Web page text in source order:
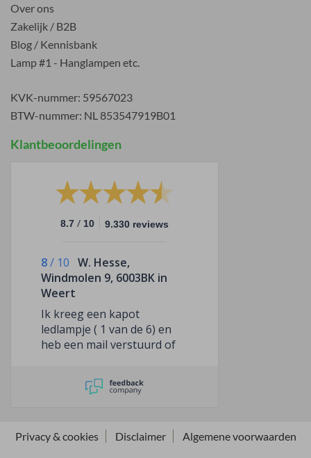
Over ons
Zakelijk / B2B
Blog / Kennisbank
Lamp #1 - Hanglampen etc.
KVK-nummer: 59567023
BTW-nummer: NL 853547919B01
Klantbeoordelingen
8.7 / 10 9.330 reviews
8/ 10 W. Hesse,
Windmolen 9, 6003BK in
Weert
Ik kreeg een kapot
ledlampje ( 1 van de 6) en
heb een mail verstuurd of
toegestuurd kon worden.
Met wat communicatie
toegestuurd gekregen.
Privacy & cookies Disclaimer Algemene voorwaarden